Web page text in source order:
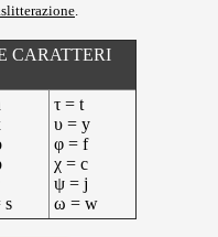
CARATTERI
s
τ = t
υ = y
φ = f
χ = c
ψ = j
ω = w